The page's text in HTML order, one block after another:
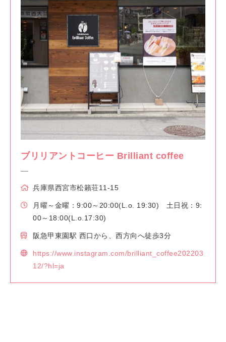
ブリリアントコーヒー Brilliant coffee
兵庫県西宮市松籟荘11-15
月曜～金曜：9:00～20:00(L.o. 19:30) 土日祝：9:
00～18:00(L.o.17:30)
阪急甲東園駅 西口から、西方向へ徒歩3分
https://www.instagram.com/brilliant_coffee202203
12/?hl=ja